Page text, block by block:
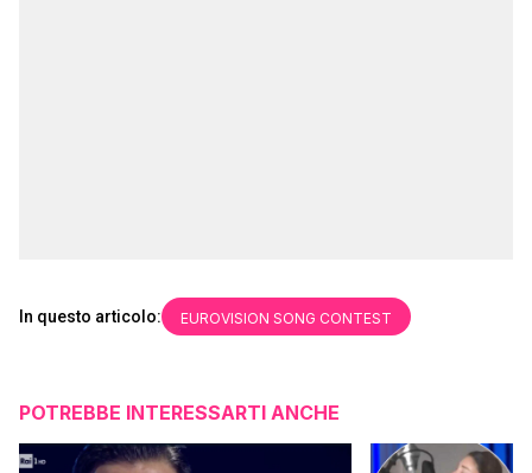
In questo articolo: EUROVISION SONG CONTEST
POTREBBE INTERESSARTI ANCHE